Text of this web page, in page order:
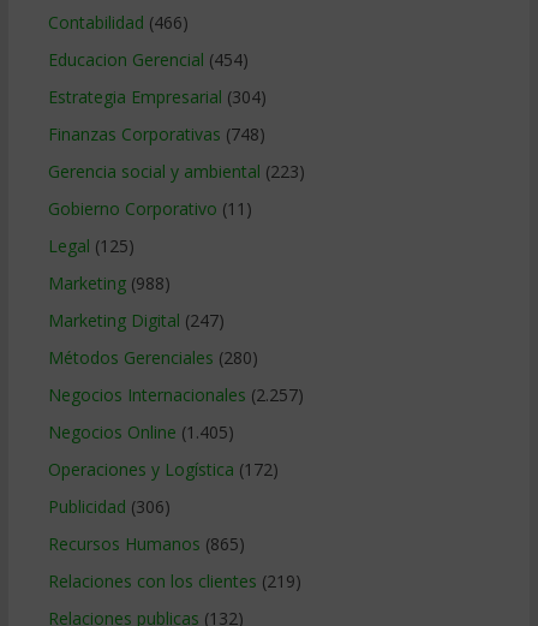
Contabilidad (466)
Educacion Gerencial (454)
Estrategia Empresarial (304)
Finanzas Corporativas (748)
Gerencia social y ambiental (223)
Gobierno Corporativo (11)
Legal (125)
Marketing(988)
Marketing Digital (247)
Métodos Gerenciales (280)
Negocios Internacionales (2.257)
Negocios Online (1.405)
Operaciones y Logística (172)
Publicidad (306)
Recursos Humanos (865)
Relaciones con los clientes (219)
Relaciones publicas (132)